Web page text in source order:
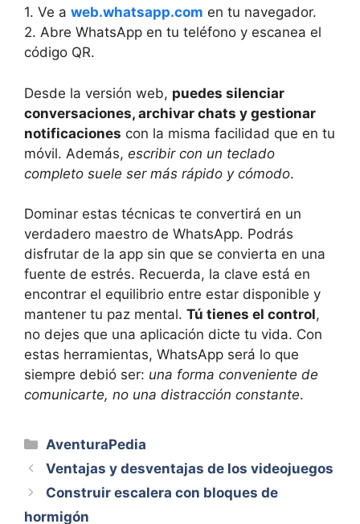
1. Ve a web.whatsapp.com en tu navegador.
2. Abre WhatsApp en tu teléfono y escanea el
código QR.
Desde la versión web, puedes silenciar
conversaciones, archivar chats y gestionar
notificaciones con la misma facilidad que en tu
móvil. Además, escribir con un teclado
completo suele ser más rápido y cómodo.
Dominar estas técnicas te convertirá en un
verdadero maestro de WhatsApp. Podrás
disfrutar de la app sin que se convierta en una
fuente de estrés. Recuerda, la clave está en
encontrar el equilibrio entre estar disponible y
mantener tu paz mental. Tú tienes el control,
no dejes que una aplicación dicte tu vida. Con
estas herramientas, WhatsApp será lo que
siempre debió ser: una forma conveniente de
comunicarte, no una distracción constante.
Categorías
AventuraPedia
Ventajas y desventajas de los videojuegos
Construir escalera con bloques de
hormigón